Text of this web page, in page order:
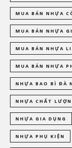
MUA BÁN NHỰA
MUA BÁN NHỰA
MUA BÁN NHỰA
MUA BÁN NHỰA
NHỰA BAO BÌ ĐÀ
NHỰA CHẤT
NHỰA GIA DỤNG
NHỰA PHỤ KIỆN